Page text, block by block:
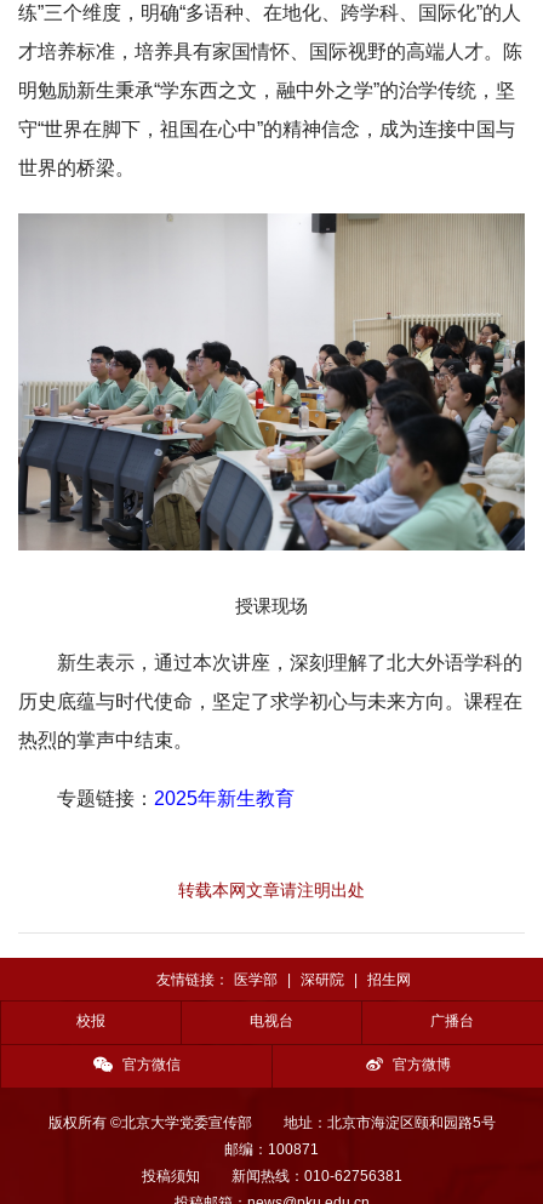
练”三个维度，明确“多语种、在地化、跨学科、国际化”的人
才培养标准，培养具有家国情怀、国际视野的高端人才。陈
明勉励新生秉承“学东西之文，融中外之学”的治学传统，坚
守“世界在脚下，祖国在心中”的精神信念，成为连接中国与
世界的桥梁。
授课现场
新生表示，通过本次讲座，深刻理解了北大外语学科的
历史底蕴与时代使命，坚定了求学初心与未来方向。课程在
热烈的掌声中结束。
专题链接： 2025年新生教育
转载本网文章请注明出处
友情链接： 医学部 深研院 招生网
校报 电视台 广播台
官方微信 官方微博
版权所有 ©北京大学党委宣传部
地址：北京市海淀区颐和园路5号
邮编：100871
投稿须知
新闻热线：010-62756381